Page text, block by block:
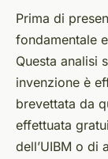
Prima di
fondamentale
Questa analisi
invenzione è
brevettata da
effettuata
dell’UIBM o di